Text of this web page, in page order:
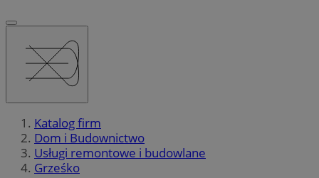
Katalog firm
Dom i Budownictwo
Usługi remontowe i budowlane
Grześko